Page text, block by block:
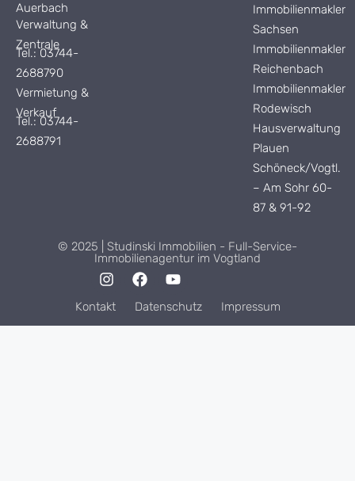
Auerbach
Verwaltung &
Zentrale
Tel.: 03744-
2688790
Vermietung &
Verkauf
Tel.: 03744-
2688791
Immobilienmakler
Sachsen
Immobilienmakler
Reichenbach
Immobilienmakler
Rodewisch
Hausverwaltung
Plauen
Schöneck/Vogtl.
– Am Sohr 60-
87 & 91-92
© 2025 | Studinski Immobilien - Full-Service-
Immobilienagentur im Vogtland
Kontakt Datenschutz Impressum